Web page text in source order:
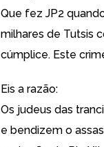
Que fez JP2
milhares de Tutsis
cúmplice. Este
Eis a razão:
Os judeus das
e bendizem o